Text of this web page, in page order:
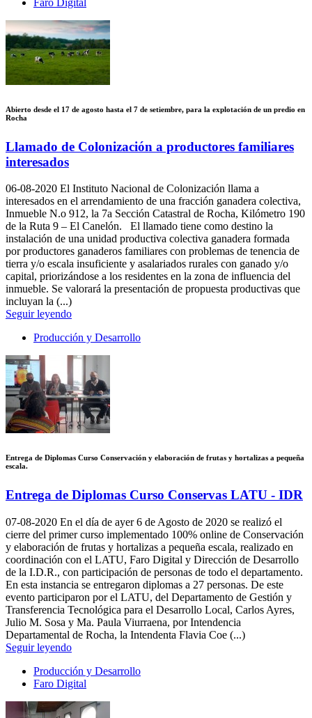
Abierto desde el 17 de agosto hasta el 7 de setiembre, para la explotación de un predio en
Rocha
Llamado de Colonización a productores familiares
interesados
06-08-2020 El Instituto Nacional de Colonización llama a
interesados en el arrendamiento de una fracción ganadera colectiva,
Inmueble N.o 912, la 7a Sección Catastral de Rocha, Kilómetro 190
de la Ruta 9 – El Canelón. El llamado tiene como destino la
instalación de una unidad productiva colectiva ganadera formada
por productores ganaderos familiares con problemas de tenencia de
tierra y/o escala insuficiente y asalariados rurales con ganado y/o
capital, priorizándose a los residentes en la zona de influencia del
inmueble. Se valorará la presentación de propuesta productivas que
incluyan la (...)
Seguir leyendo
Producción y Desarrollo
Entrega de Diplomas Curso Conservación y elaboración de frutas y hortalizas a pequeña
escala.
Entrega de Diplomas Curso Conservas LATU - IDR
07-08-2020 En el día de ayer 6 de Agosto de 2020 se realizó el
cierre del primer curso implementado 100% online de Conservación
y elaboración de frutas y hortalizas a pequeña escala, realizado en
coordinación con el LATU, Faro Digital y Dirección de Desarrollo
de la I.D.R., con participación de personas de todo el departamento.
En esta instancia se entregaron diplomas a 27 personas. De este
evento participaron por el LATU, del Departamento de Gestión y
Transferencia Tecnológica para el Desarrollo Local, Carlos Ayres,
Julio M. Sosa y Ma. Paula Viurraena, por Intendencia
Departamental de Rocha, la Intendenta Flavia Coe (...)
Seguir leyendo
Producción y Desarrollo
Faro Digital